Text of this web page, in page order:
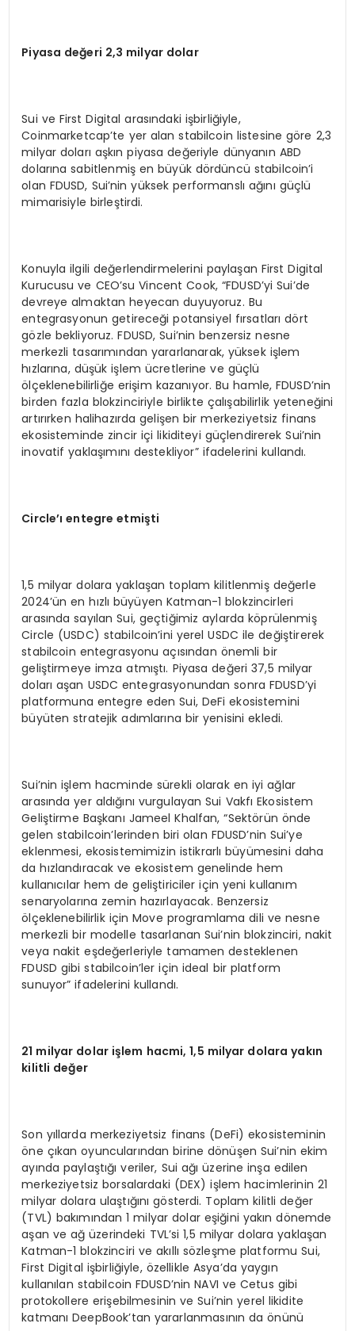
Piyasa değeri 2,3 milyar dolar
Sui ve First Digital arasındaki işbirliğiyle,
Coinmarketcap’te yer alan stabilcoin listesine göre 2,3
milyar doları aşkın piyasa değeriyle dünyanın ABD
dolarına sabitlenmiş en büyük dördüncü stabilcoin’i
olan FDUSD, Sui’nin yüksek performanslı ağını güçlü
mimarisiyle birleştirdi.
Konuyla ilgili değerlendirmelerini paylaşan First Digital
Kurucusu ve CEO’su Vincent Cook, “FDUSD’yi Sui’de
devreye almaktan heyecan duyuyoruz. Bu
entegrasyonun getireceği potansiyel fırsatları dört
gözle bekliyoruz. FDUSD, Sui’nin benzersiz nesne
merkezli tasarımından yararlanarak, yüksek işlem
hızlarına, düşük işlem ücretlerine ve güçlü
ölçeklenebilirliğe erişim kazanıyor. Bu hamle, FDUSD’nin
birden fazla blokzinciriyle birlikte çalışabilirlik yeteneğini
artırırken halihazırda gelişen bir merkeziyetsiz finans
ekosisteminde zincir içi likiditeyi güçlendirerek Sui’nin
inovatif yaklaşımını destekliyor” ifadelerini kullandı.
Circle’ı entegre etmişti
1,5 milyar dolara yaklaşan toplam kilitlenmiş değerle
2024’ün en hızlı büyüyen Katman-1 blokzincirleri
arasında sayılan Sui, geçtiğimiz aylarda köprülenmiş
Circle (USDC) stabilcoin’ini yerel USDC ile değiştirerek
stabilcoin entegrasyonu açısından önemli bir
geliştirmeye imza atmıştı. Piyasa değeri 37,5 milyar
doları aşan USDC entegrasyonundan sonra FDUSD’yi
platformuna entegre eden Sui, DeFi ekosistemini
büyüten stratejik adımlarına bir yenisini ekledi.
Sui’nin işlem hacminde sürekli olarak en iyi ağlar
arasında yer aldığını vurgulayan Sui Vakfı Ekosistem
Geliştirme Başkanı Jameel Khalfan, “Sektörün önde
gelen stabilcoin’lerinden biri olan FDUSD’nin Sui’ye
eklenmesi, ekosistemimizin istikrarlı büyümesini daha
da hızlandıracak ve ekosistem genelinde hem
kullanıcılar hem de geliştiriciler için yeni kullanım
senaryolarına zemin hazırlayacak. Benzersiz
ölçeklenebilirlik için Move programlama dili ve nesne
merkezli bir modelle tasarlanan Sui’nin blokzinciri, nakit
veya nakit eşdeğerleriyle tamamen desteklenen
FDUSD gibi stabilcoin’ler için ideal bir platform
sunuyor” ifadelerini kullandı.
21 milyar dolar işlem hacmi, 1,5 milyar dolara yakın
kilitli değer
Son yıllarda merkeziyetsiz finans (DeFi) ekosisteminin
öne çıkan oyuncularından birine dönüşen Sui’nin ekim
ayında paylaştığı veriler, Sui ağı üzerine inşa edilen
merkeziyetsiz borsalardaki (DEX) işlem hacimlerinin 21
milyar dolara ulaştığını gösterdi. Toplam kilitli değer
(TVL) bakımından 1 milyar dolar eşiğini yakın dönemde
aşan ve ağ üzerindeki TVL’si 1,5 milyar dolara yaklaşan
Katman-1 blokzinciri ve akıllı sözleşme platformu Sui,
First Digital işbirliğiyle, özellikle Asya’da yaygın
kullanılan stabilcoin FDUSD’nin NAVI ve Cetus gibi
protokollere erişebilmesinin ve Sui’nin yerel likidite
katmanı DeepBook’tan yararlanmasının da önünü